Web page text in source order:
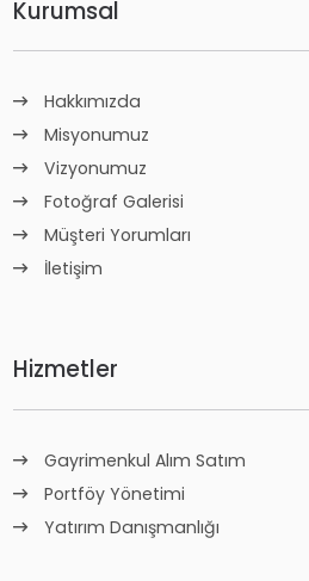
Kurumsal
Hakkımızda
Misyonumuz
Vizyonumuz
Fotoğraf Galerisi
Müşteri Yorumları
İletişim
Hizmetler
Gayrimenkul Alım Satım
Portföy Yönetimi
Yatırım Danışmanlığı